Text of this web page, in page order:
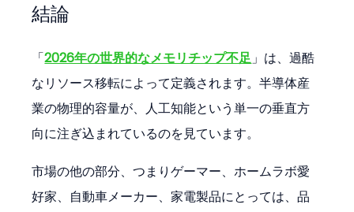
結論
「2026年の世界的なメモリチップ不足」は、過酷
なリソース移転によって定義されます。半導体産
業の物理的容量が、人工知能という単一の垂直方
向に注ぎ込まれているのを見ています。
市場の他の部分、つまりゲーマー、ホームラボ愛
好家、自動車メーカー、家電製品にとっては、品